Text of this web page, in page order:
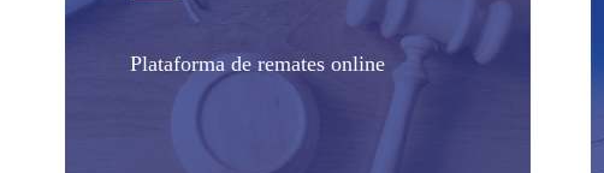
Plataforma de remates online